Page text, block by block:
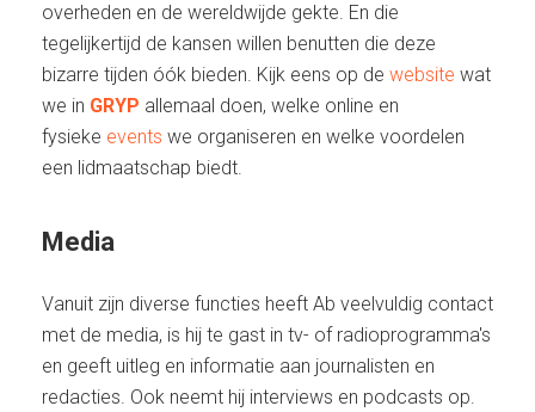
overheden en de wereldwijde gekte. En die
tegelijkertijd de kansen willen benutten die deze
bizarre tijden óók bieden. Kijk eens op de website wat
we in GRYP allemaal doen, welke online en
fysieke events we organiseren en welke voordelen
een lidmaatschap biedt.
Media
Vanuit zijn diverse functies heeft Ab veelvuldig contact
met de media, is hij te gast in tv- of radioprogramma's
en geeft uitleg en informatie aan journalisten en
redacties. Ook neemt hij interviews en podcasts op.